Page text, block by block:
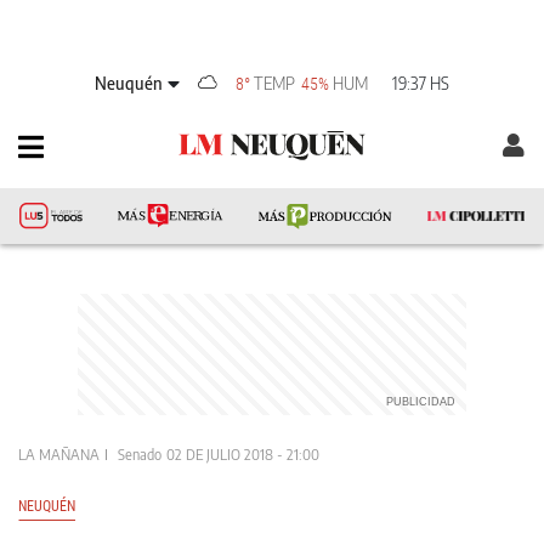
Neuquén 8°TEMP 45% HUM 19:37 HS
LA MAÑANA Senado 02 DE JULIO 2018 - 21:00
NEUQUÉN